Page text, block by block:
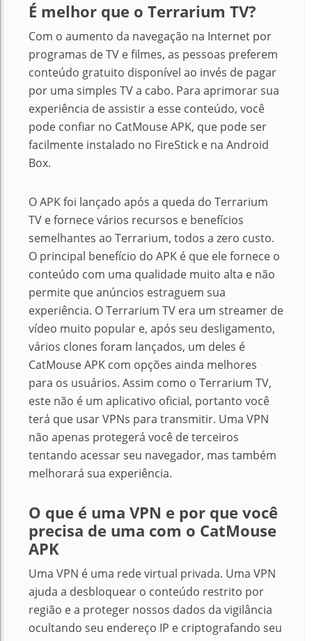
É melhor que o Terrarium TV?
Com o aumento da navegação na Internet por
programas de TV e filmes, as pessoas preferem
conteúdo gratuito disponível ao invés de pagar
por uma simples TV a cabo. Para aprimorar sua
experiência de assistir a esse conteúdo, você
pode confiar no CatMouse APK, que pode ser
facilmente instalado no FireStick e na Android
Box.
O APK foi lançado após a queda do Terrarium
TV e fornece vários recursos e benefícios
semelhantes ao Terrarium, todos a zero custo.
O principal benefício do APK é que ele fornece o
conteúdo com uma qualidade muito alta e não
permite que anúncios estraguem sua
experiência. O Terrarium TV era um streamer de
vídeo muito popular e, após seu desligamento,
vários clones foram lançados, um deles é
CatMouse APK com opções ainda melhores
para os usuários. Assim como o Terrarium TV,
este não é um aplicativo oficial, portanto você
terá que usar VPNs para transmitir. Uma VPN
não apenas protegerá você de terceiros
tentando acessar seu navegador, mas também
melhorará sua experiência.
O que é uma VPN e por que você
precisa de uma com o CatMouse
APK
Uma VPN é uma rede virtual privada. Uma VPN
ajuda a desbloquear o conteúdo restrito por
região e a proteger nossos dados da vigilância
ocultando seu endereço IP e criptografando seu